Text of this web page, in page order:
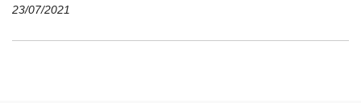
23/07/2021